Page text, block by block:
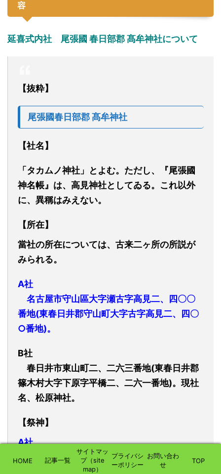
容
延喜式内社 尾張國 春日部郡 髙牟神社について
【抜粋】
尾張國春日部郡 髙牟神社
【社名】
「タカムノ神社」とよむ。ただし、『尾張國
神名帳』は、高見神社としてゐる。これ以外
に、異稱はみえない。
【所在】
當社の所在については、古来二ヶ所の所説が
みられる。
A社
名古屋市守山區大字瀬古字高見二、四〇〇
番地(東春日井郡守山町大字古字高見二、四〇
○番地)。
B社
春日井市東山町二、二六三番地(東春日井郡
篠木村大字下原字平橋二、二六一番地)。現社
名、松原神社。
【祭神】
A社
現在は、 高皇産 靈神を祭神とし、相殿に
HOME 記事一覧
サイトマッ
プ（site
map）
プライバシ
ーポリシー
お問い合わ
せ
TOP